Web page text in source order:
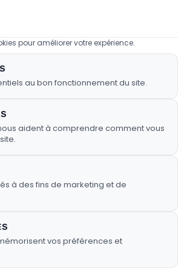
granulés de bois
des granulés de
efficace.
En Savoir Plus
pour améliorer votre expérience.
au bon fonctionnement du site.
aident à comprendre comment vous
à des fins de marketing et de
vos préférences et